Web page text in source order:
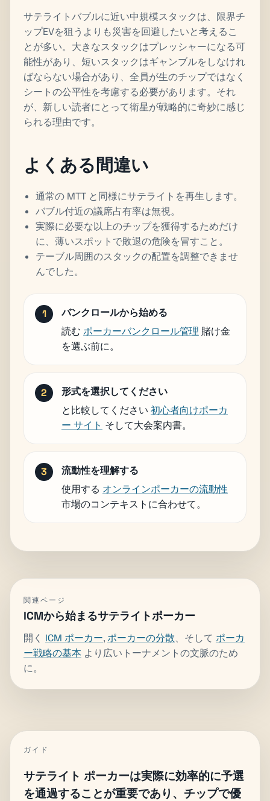
サテライトバブルに近い中規模スタックは、限界チ
ップEVを狙うよりも災害を回避したいと考えるこ
とが多い。大きなスタックはプレッシャーになる可
能性があり、短いスタックはギャンブルをしなけれ
ばならない場合があり、全員が生のチップではなく
シートの公平性を考慮する必要があります。それ
が、新しい読者にとって衛星が戦略的に奇妙に感じ
られる理由です。
よくある間違い
通常の MTT と同様にサテライトを再生します。
バブル付近の議席占有率は無視。
実際に必要な以上のチップを獲得するためだけ
に、薄いスポットで敗退の危険を冒すこと。
テーブル周囲のスタックの配置を調整できませ
んでした。
バンクロールから始める
読む ポーカーバンクロール管理 賭け金
を選ぶ前に。
形式を選択してください
と比較してください 初心者向けポーカ
ー サイト そして大会案内書。
流動性を理解する
使用する オンラインポーカーの流動性
市場のコンテキストに合わせて。
関連ページ
ICMから始まるサテライトポーカー
開く ICM ポーカー,ポーカーの分散、そして ポーカ
ー戦略の基本 より広いトーナメントの文脈のため
に。
ガイド
サテライト ポーカーは実際に効率的に予選
を通過することが重要であり、チップで優